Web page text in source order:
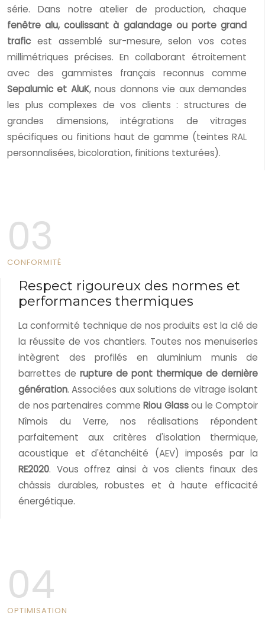
série. Dans notre atelier de production, chaque
fenêtre alu, coulissant à galandage ou porte grand
trafic est assemblé sur-mesure, selon vos cotes
millimétriques précises. En collaborant étroitement
avec des gammistes français reconnus comme
Sepalumic et AluK, nous donnons vie aux demandes
les plus complexes de vos clients : structures de
grandes dimensions, intégrations de vitrages
spécifiques ou finitions haut de gamme (teintes RAL
personnalisées, bicoloration, finitions texturées).
03
CONFORMITÉ
Respect rigoureux des normes et
performances thermiques
La conformité technique de nos produits est la clé de
la réussite de vos chantiers. Toutes nos menuiseries
intègrent des profilés en aluminium munis de
barrettes de rupture de pont thermique de dernière
génération. Associées aux solutions de vitrage isolant
de nos partenaires comme Riou Glassou le Comptoir
Nîmois du Verre, nos réalisations répondent
parfaitement aux critères d'isolation thermique,
acoustique et d'étanchéité (AEV) imposés par la
RE2020. Vous offrez ainsi à vos clients finaux des
châssis durables, robustes et à haute efficacité
énergétique.
04
OPTIMISATION